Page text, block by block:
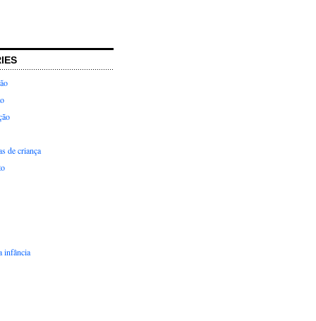
de criança
infância